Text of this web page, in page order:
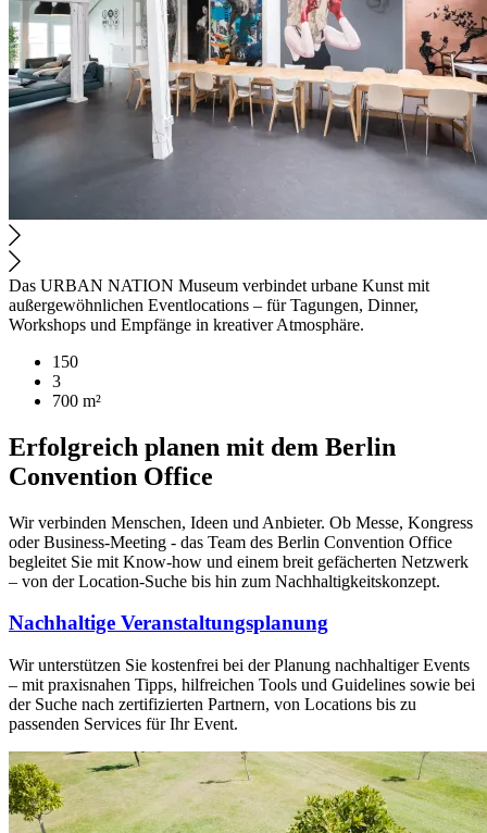
Das URBAN NATION Museum verbindet urbane Kunst mit
außergewöhnlichen Eventlocations – für Tagungen, Dinner,
Workshops und Empfänge in kreativer Atmosphäre.
150
3
700 m²
Erfolgreich planen mit dem Berlin
Convention Office
Wir verbinden Menschen, Ideen und Anbieter. Ob Messe, Kongress
oder Business-Meeting - das Team des Berlin Convention Office
begleitet Sie mit Know-how und einem breit gefächerten Netzwerk
– von der Location-Suche bis hin zum Nachhaltigkeitskonzept.
Nachhaltige Veranstaltungsplanung
Wir unterstützen Sie kostenfrei bei der Planung nachhaltiger Events
– mit praxisnahen Tipps, hilfreichen Tools und Guidelines sowie bei
der Suche nach zertifizierten Partnern, von Locations bis zu
passenden Services für Ihr Event.